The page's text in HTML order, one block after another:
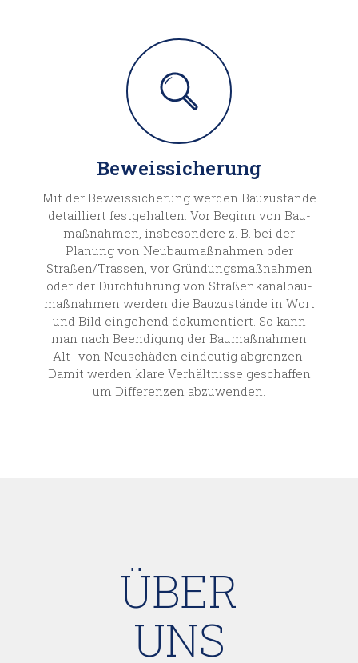
Beweissicherung
Mit der Beweis­sicherung werden Bauzustände
detailliert festgehalten. Vor Beginn von Bau­
maß­nahmen, insbesondere z. B. bei der
Planung von Neubau­maßnahmen oder
Straßen/Trassen, vor Gründungs­maßnahmen
oder der Durch­führung von Straßen­kanal­bau­
maßnahmen werden die Bau­zustände in Wort
und Bild eingehend dokumen­tiert. So kann
man nach Beendigung der Bau­maß­nahmen
Alt- von Neu­schäden eindeutig abgrenzen.
Damit werden klare Verhält­nisse geschaffen
um Differenzen abzuwenden.
ÜBER
UNS